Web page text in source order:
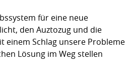
für eine neue
den Auztozug und die
einem Schlag unsere Probleme
Lösung im Weg stellen